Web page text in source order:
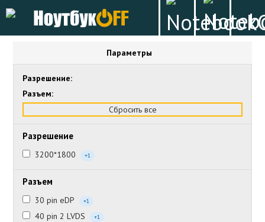
Параметры
Разрешение:
Разъем:
Сбросить все
Разрешение
3200*1800 +1
Разъем
30 pin eDP +1
40 pin 2 LVDS +1